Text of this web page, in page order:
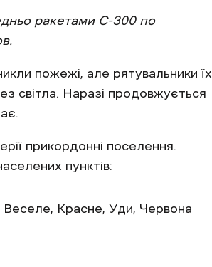
ракетами С-300 по
пожежі, але рятувальники їх
світла. Наразі продовжується
прикордонні поселення.
пунктів:
Веселе, Красне, Уди, Червона